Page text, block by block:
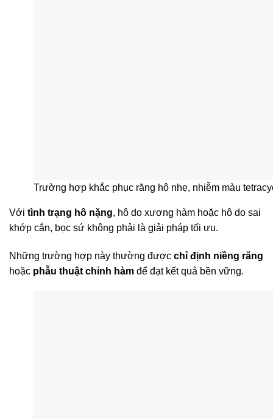
Trường hợp khắc phục răng hô nhẹ, nhiễm màu
Với tình trạng hô nặng, hô do xương hàm hoặc hô do sai
khớp cắn, bọc sứ không phải là giải pháp tối ưu.
Những trường hợp này thường được chỉ định niềng răng
hoặc phẫu thuật chỉnh hàm để đạt kết quả bền vững.